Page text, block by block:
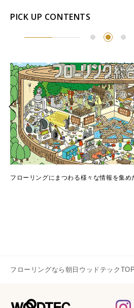
PICK UP CONTENTS
フローリングにまつわる様々な情報を集め
フローリングなら朝日ウッドテックTOP